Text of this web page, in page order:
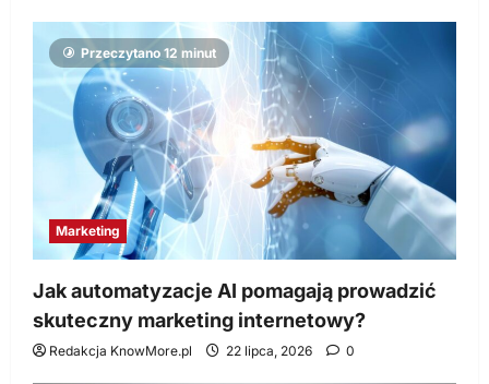
Przeczytano 12 minut
Marketing
Jak automatyzacje AI pomagają prowadzić
skuteczny marketing internetowy?
Redakcja KnowMore.pl 22 lipca, 2026 0